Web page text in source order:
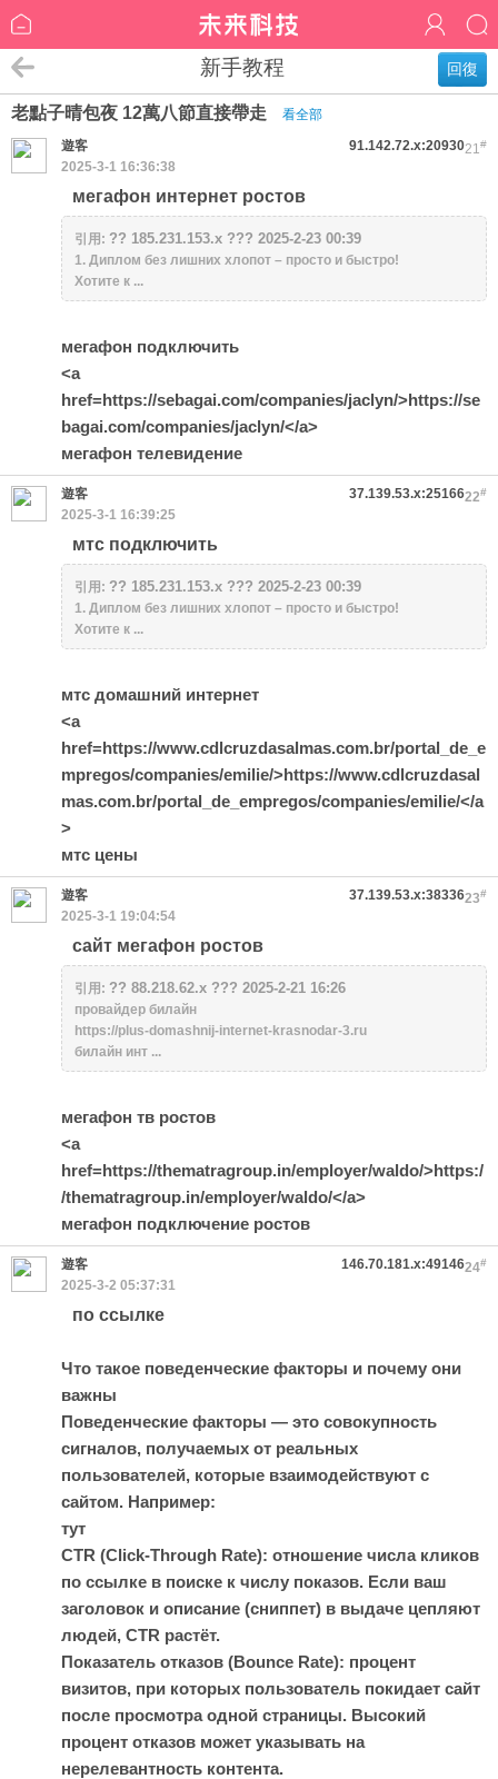
回復
新手教程
老點子晴包夜 12萬八節直接帶走 看全部
21#
遊客
91.142.72.x:20930
2025-3-1 16:36:38
мегафон интернет ростов
引用: ?? 185.231.153.x ??? 2025-2-23 00:39
1. Диплом без лишних хлопот – просто и быстро!
Хотите к ...
мегафон подключить
<a
href=https://sebagai.com/companies/jaclyn/>https://se
bagai.com/companies/jaclyn/</a>
мегафон телевидение
22#
遊客
37.139.53.x:25166
2025-3-1 16:39:25
мтс подключить
引用: ?? 185.231.153.x ??? 2025-2-23 00:39
1. Диплом без лишних хлопот – просто и быстро!
Хотите к ...
мтс домашний интернет
<a
href=https://www.cdlcruzdasalmas.com.br/portal_de_e
mpregos/companies/emilie/>https://www.cdlcruzdasal
mas.com.br/portal_de_empregos/companies/emilie/</a
>
мтс цены
23#
遊客
37.139.53.x:38336
2025-3-1 19:04:54
сайт мегафон ростов
引用: ?? 88.218.62.x ??? 2025-2-21 16:26
провайдер билайн
https://plus-domashnij-internet-krasnodar-3.ru
билайн инт ...
мегафон тв ростов
<a
href=https://thematragroup.in/employer/waldo/>https:/
/thematragroup.in/employer/waldo/</a>
мегафон подключение ростов
24#
遊客
146.70.181.x:49146
2025-3-2 05:37:31
по ссылке
Что такое поведенческие факторы и почему они
важны
Поведенческие факторы — это совокупность
сигналов, получаемых от реальных
пользователей, которые взаимодействуют с
сайтом. Например:
тут
CTR (Click-Through Rate): отношение числа кликов
по ссылке в поиске к числу показов. Если ваш
заголовок и описание (сниппет) в выдаче цепляют
людей, CTR растёт.
Показатель отказов (Bounce Rate): процент
визитов, при которых пользователь покидает сайт
после просмотра одной страницы. Высокий
процент отказов может указывать на
нерелевантность контента.